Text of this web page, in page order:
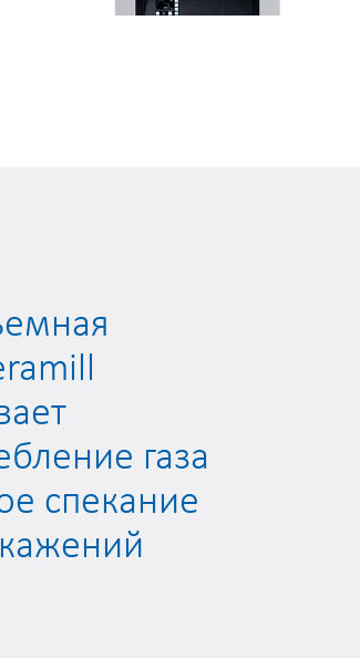
газа
спекание